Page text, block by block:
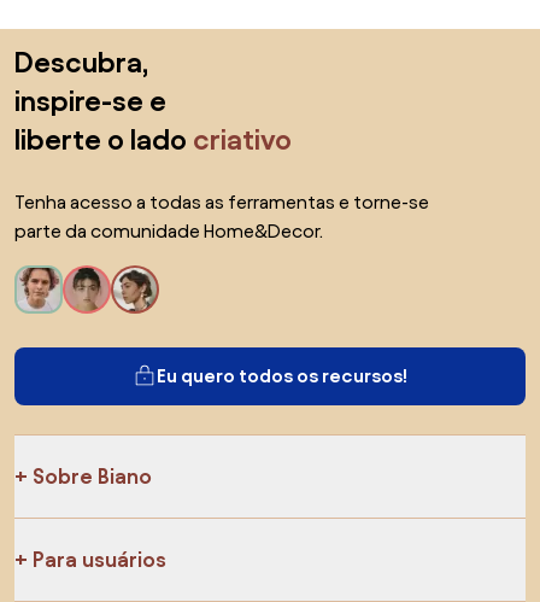
Descubra,
inspire-se e
liberte o lado criativo
Tenha acesso a todas as ferramentas e torne-se
parte da comunidade Home&Decor.
Eu quero todos os recursos!
Sobre Biano
Para usuários